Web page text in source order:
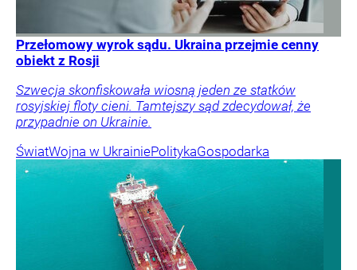
Przełomowy wyrok sądu. Ukraina przejmie cenny
obiekt z Rosji
Szwecja skonfiskowała wiosną jeden ze statków
rosyjskiej floty cieni. Tamtejszy sąd zdecydował, że
przypadnie on Ukrainie.
ŚwiatWojna w UkrainiePolitykaGospodarka